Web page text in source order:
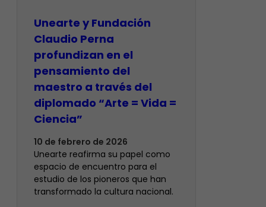
​Unearte y Fundación
Claudio Perna
profundizan en el
pensamiento del
maestro a través del
diplomado “Arte = Vida =
Ciencia”
10 de febrero de 2026
Unearte reafirma su papel como
espacio de encuentro para el
estudio de los pioneros que han
transformado la cultura nacional.